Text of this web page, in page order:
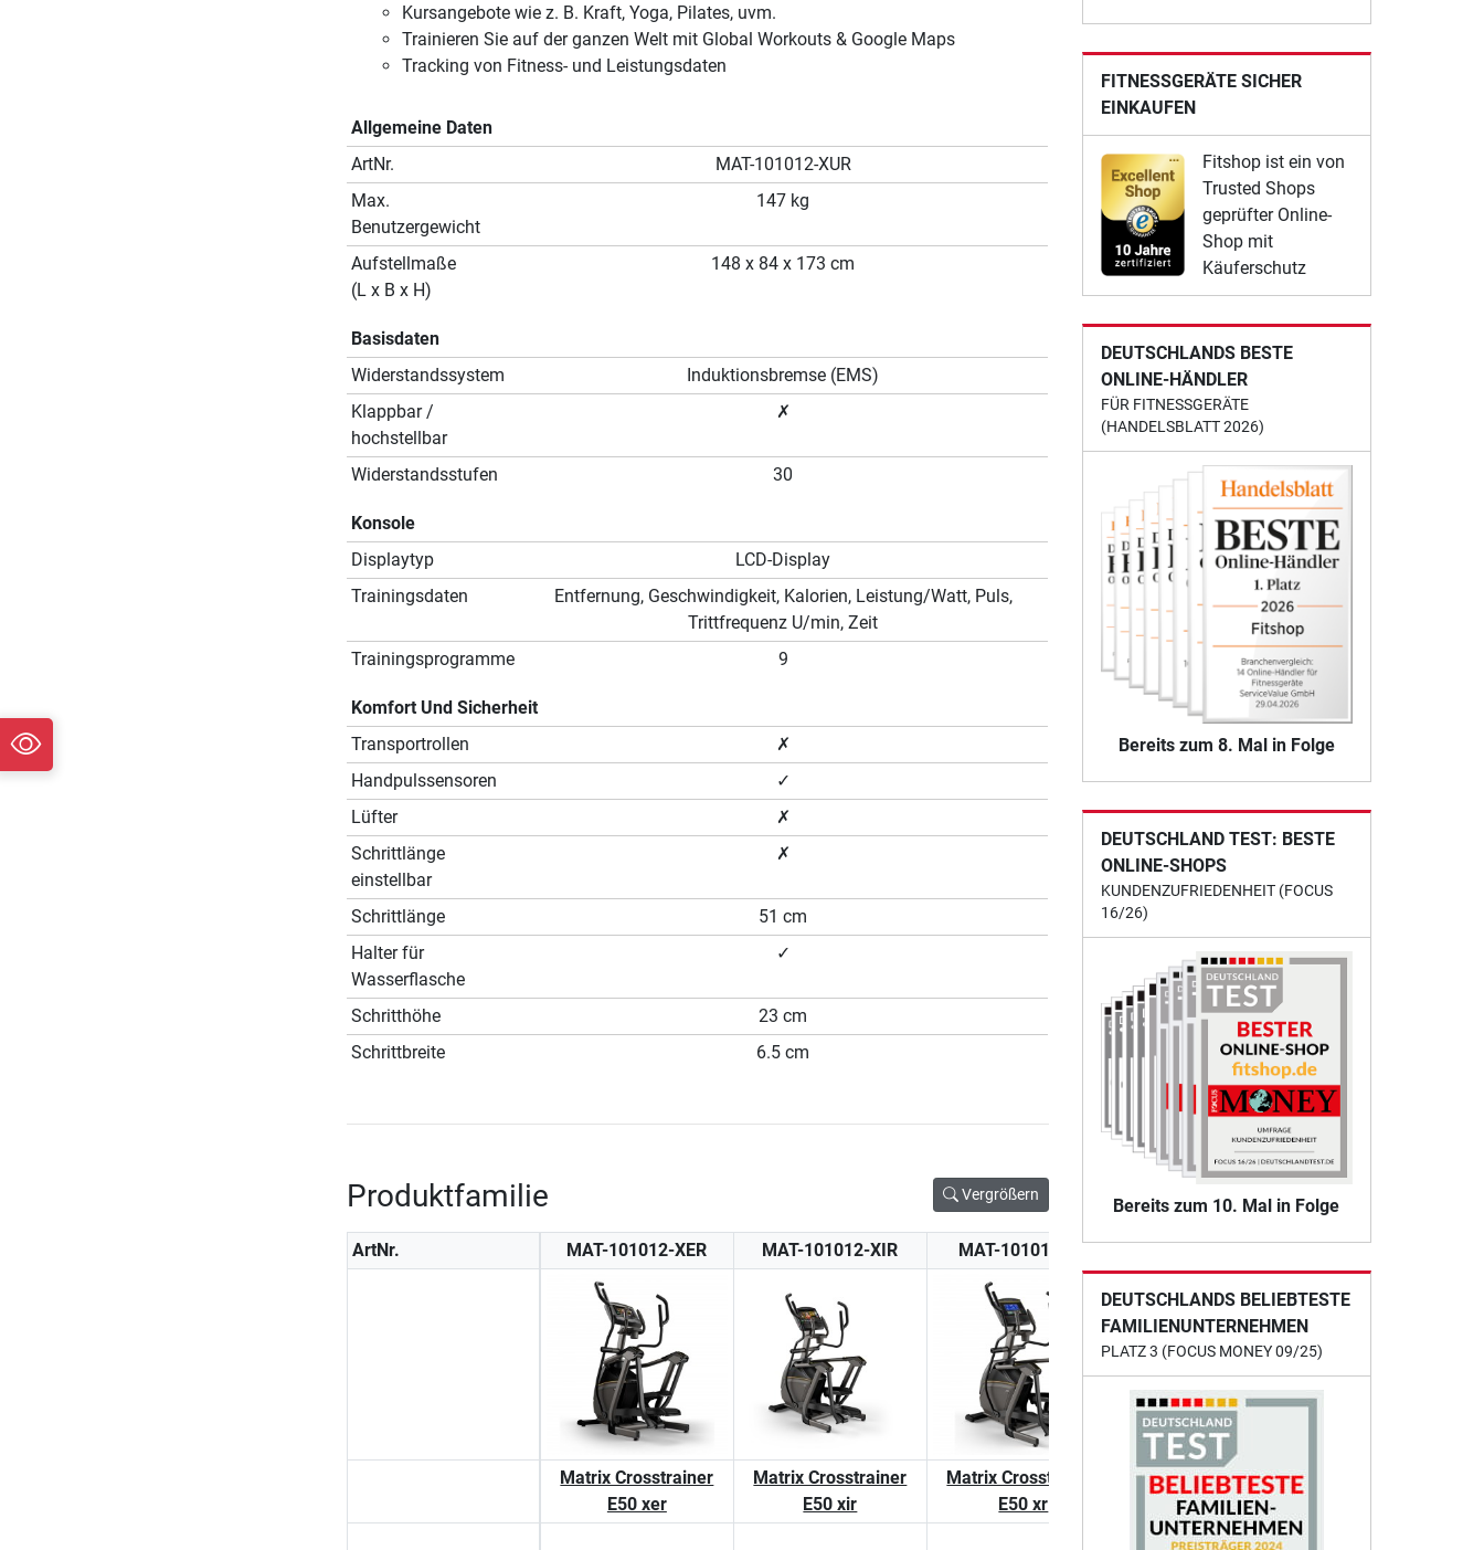
Kursangebote wie z. B. Kraft, Yoga, Pilates, uvm.
Trainieren Sie auf der ganzen Welt mit Global Workouts & Google Maps
Tracking von Fitness- und Leistungsdaten
Allgemeine Daten
ArtNr.
MAT-101012-XUR
Max.
Benutzergewicht
147 kg
Aufstellmaße
(L x B x H)
148 x 84 x 173 cm
Basisdaten
Widerstandssystem
Induktionsbremse (EMS)
Klappbar /
hochstellbar
✗
Widerstandsstufen 30
Konsole
Displaytyp
LCD-Display
Trainingsdaten
Entfernung, Geschwindigkeit, Kalorien, Leistung/Watt, Puls,
Trittfrequenz U/min, Zeit
Trainingsprogramme
9
Komfort Und Sicherheit
Transportrollen
✗
Handpulssensoren
✓
Lüfter
✗
Schrittlänge
einstellbar
✗
Schrittlänge
51 cm
Halter für
Wasserflasche
✓
Schritthöhe
23 cm
Schrittbreite
6.5 cm
Produktfamilie Vergrößern
ArtNr. MAT-101012-XER MAT-101012-XIR MAT-101012-XR MAT-101012-XUR
Matrix Crosstrainer
E50 xer
Matrix Crosstrainer
E50 xir
Matrix Crosstrainer
E50 xr
Matrix Crosstrainer
E50 XUR
FITNESSGERÄTE SICHER
EINKAUFEN
Fitshop ist ein von
Trusted Shops
geprüfter Online-
Shop mit
Käuferschutz
DEUTSCHLANDS BESTE
ONLINE-HÄNDLER
FÜR FITNESSGERÄTE
(HANDELSBLATT 2026)
Bereits zum 8. Mal in Folge
DEUTSCHLAND TEST: BESTE
ONLINE-SHOPS
KUNDENZUFRIEDENHEIT (FOCUS
16/26)
Bereits zum 10. Mal in Folge
DEUTSCHLANDS BELIEBTESTE
FAMILIENUNTERNEHMEN
PLATZ 3 (FOCUS MONEY 09/25)